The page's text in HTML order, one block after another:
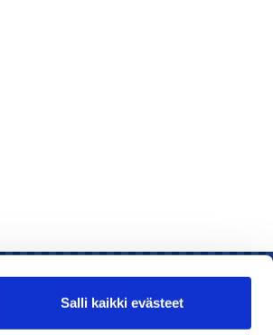
Salli kaikki evästeet